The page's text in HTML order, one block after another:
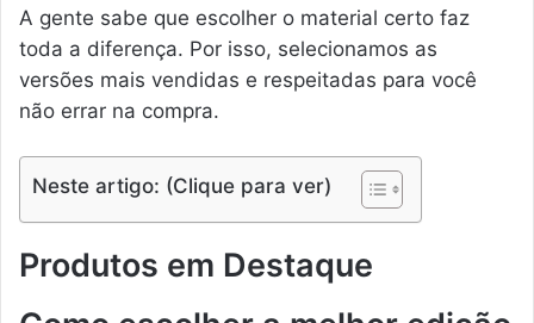
A gente sabe que escolher o material certo faz
toda a diferença. Por isso, selecionamos as
versões mais vendidas e respeitadas para você
não errar na compra.
Neste artigo: (Clique para ver)
Produtos em Destaque